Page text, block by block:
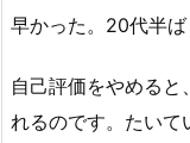
早かった。20代半ば
自己評価をやめると
れるのです。たい